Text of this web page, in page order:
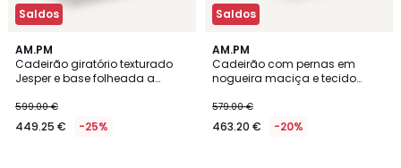
Saldos
AM.PM
Cadeirão giratório texturado
Jesper e base folheada a
599.00 €
449.25 € -25%
4,8
/ 5
Saldos
AM.PM
Cadeirão com pernas em
nogueira maciça e tecido
579.00 €
463.20 € -20%
4,5
/ 5